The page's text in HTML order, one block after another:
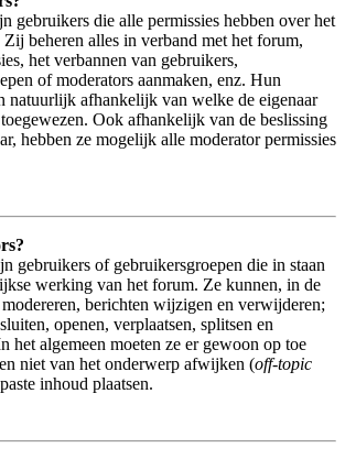
gebruikers die alle permissies hebben over het
beheren alles in verband met het forum,
het verbannen van gebruikers,
of moderators aanmaken, enz. Hun
natuurlijk afhankelijk van welke de eigenaar
Ook afhankelijk van de beslissing
hebben ze mogelijk alle moderator permissies
gebruikers of gebruikersgroepen die in staan
werking van het forum. Ze kunnen, in de
berichten wijzigen en verwijderen;
openen, verplaatsen, splitsen en
het algemeen moeten ze er gewoon op toe
niet van het onderwerp afwijken (off-topic
inhoud plaatsen.